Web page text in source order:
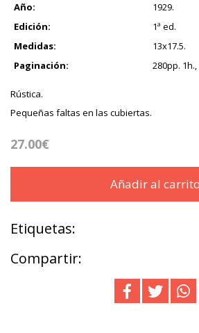
Año:
1929.
Edición:
1ª ed.
Medidas:
13x17.5.
Paginación:
280pp.
Rústica.
Pequeñas faltas en las cubiertas.
27.00€
Añadir al carrito
Etiquetas:
Compartir: